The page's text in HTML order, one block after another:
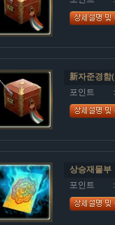
新자준경함
포인트
상승재물부
포인트